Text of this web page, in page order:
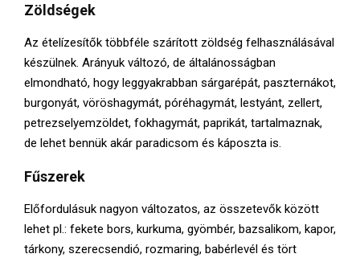
Zöldségek
Az ételízesítők többféle szárított zöldség felhasználásával
készülnek. Arányuk változó, de általánosságban
elmondható, hogy leggyakrabban sárgarépát, paszternákot,
burgonyát, vöröshagymát, póréhagymát, lestyánt, zellert,
petrezselyemzöldet, fokhagymát, paprikát, tartalmaznak,
de lehet bennük akár paradicsom és káposzta is.
Fűszerek
Előfordulásuk nagyon változatos, az összetevők között
lehet pl.: fekete bors, kurkuma, gyömbér, bazsalikom, kapor,
tárkony, szerecsendió, rozmaring, babérlevél és tört